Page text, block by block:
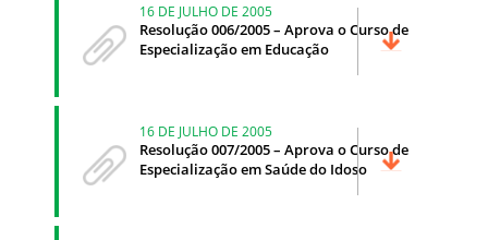
16 DE JULHO DE 2005
Resolução 006/2005 – Aprova o Curso de
Especialização em Educação
16 DE JULHO DE 2005
Resolução 007/2005 – Aprova o Curso de
Especialização em Saúde do Idoso